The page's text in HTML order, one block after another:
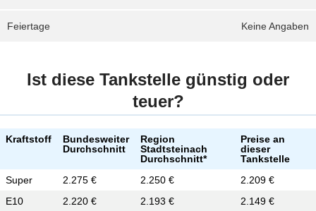
Keine Angaben
Feiertage
Ist diese Tankstelle günstig oder
teuer?
Kraftstoff
Bundesweiter
Durchschnitt
Region
Stadtsteinach
Durchschnitt*
Preise an
dieser
Tankstelle
Super
2.275 € 2.250 €
2.209 €
E10
2.220 € 2.193 €
2.149 €